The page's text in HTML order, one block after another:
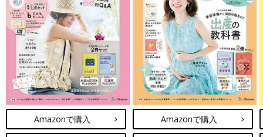
Amazonで購入 Amazonで購入